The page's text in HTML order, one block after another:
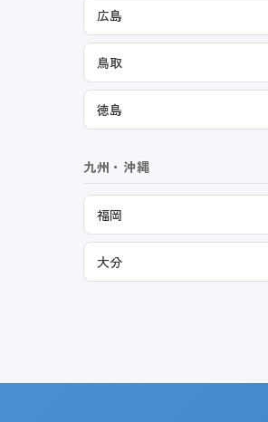
広島
鳥取
徳島
九州・沖縄
福岡
大分